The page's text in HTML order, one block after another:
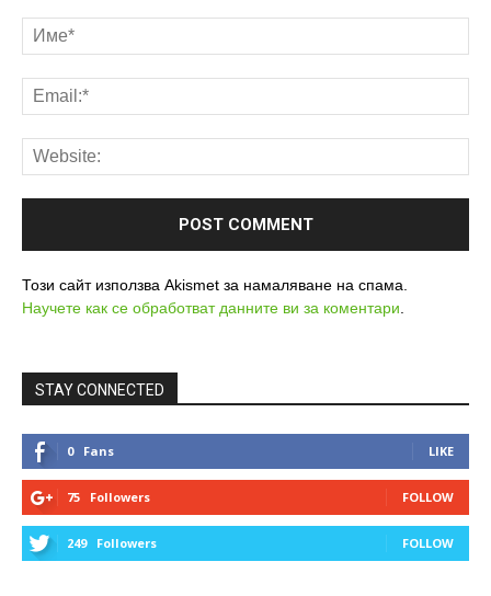
Този сайт използва Akismet за намаляване на спама.
Научете как се обработват данните ви за коментари
STAY CONNECTED
0 Fans LIKE
75 Followers FOLLOW
249 Followers FOLLOW